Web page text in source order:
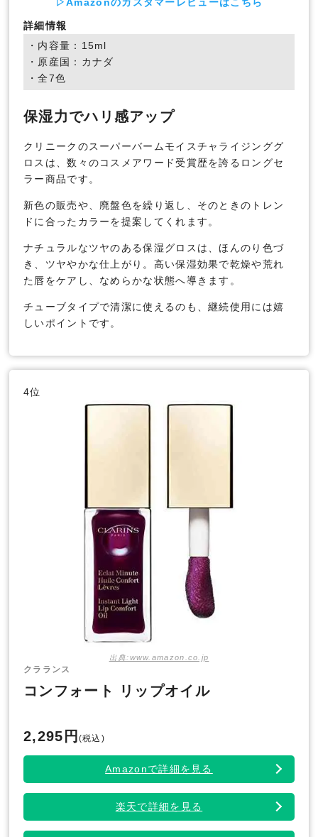
詳細情報
・内容量：15ml
・原産国：カナダ
・全7色
保湿力でハリ感アップ
クリニークのスーパーバームモイスチャライジンググ
ロスは、数々のコスメアワード受賞歴を誇るロングセ
ラー商品です。
新色の販売や、廃盤色を繰り返し、そのときのトレン
ドに合ったカラーを提案してくれます。
ナチュラルなツヤのある保湿グロスは、ほんのり色づ
き、ツヤやかな仕上がり。高い保湿効果で乾燥や荒れ
た唇をケアし、なめらかな状態へ導きます。
チューブタイプで清潔に使えるのも、継続使用には嬉
しいポイントです。
4位
出典:www.amazon.co.jp
クラランス
コンフォート リップオイル
2,295円 (税込)
Amazonで詳細を見る
楽天で詳細を見る